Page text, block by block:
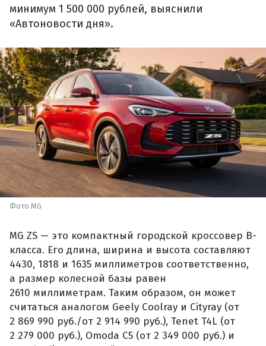
минимум 1 500 000 рублей, выяснили
«Автоновости дня».
Фото MG
MG ZS — это компактный городской кроссовер B-
класса. Его длина, ширина и высота составляют
4430, 1818 и 1635 миллиметров соответственно,
а размер колесной базы равен
2610 миллиметрам. Таким образом, он может
считаться аналогом Geely Coolray и Cityray (от
2 869 990 руб./от 2 914 990 руб.), Tenet T4L (от
2 279 000 руб.), Omoda C5 (от 2 349 000 руб.) и